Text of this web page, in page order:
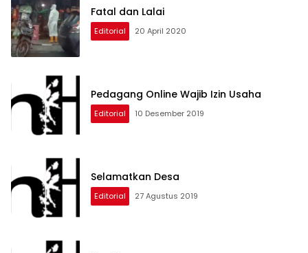
Fatal dan Lalai
Editorial 20 April 2020
Pedagang Online Wajib Izin Usaha
Editorial 10 Desember 2019
Selamatkan Desa
Editorial 27 Agustus 2019